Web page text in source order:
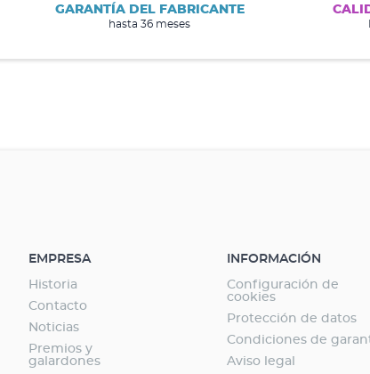
GARANTÍA DEL FABRICANTE
hasta 36 meses
EMPRESA
Historia
Contacto
Noticias
Premios y
galardones
INFORMACIÓN
Configuración de
cookies
Protección de datos
Condiciones de
Aviso legal